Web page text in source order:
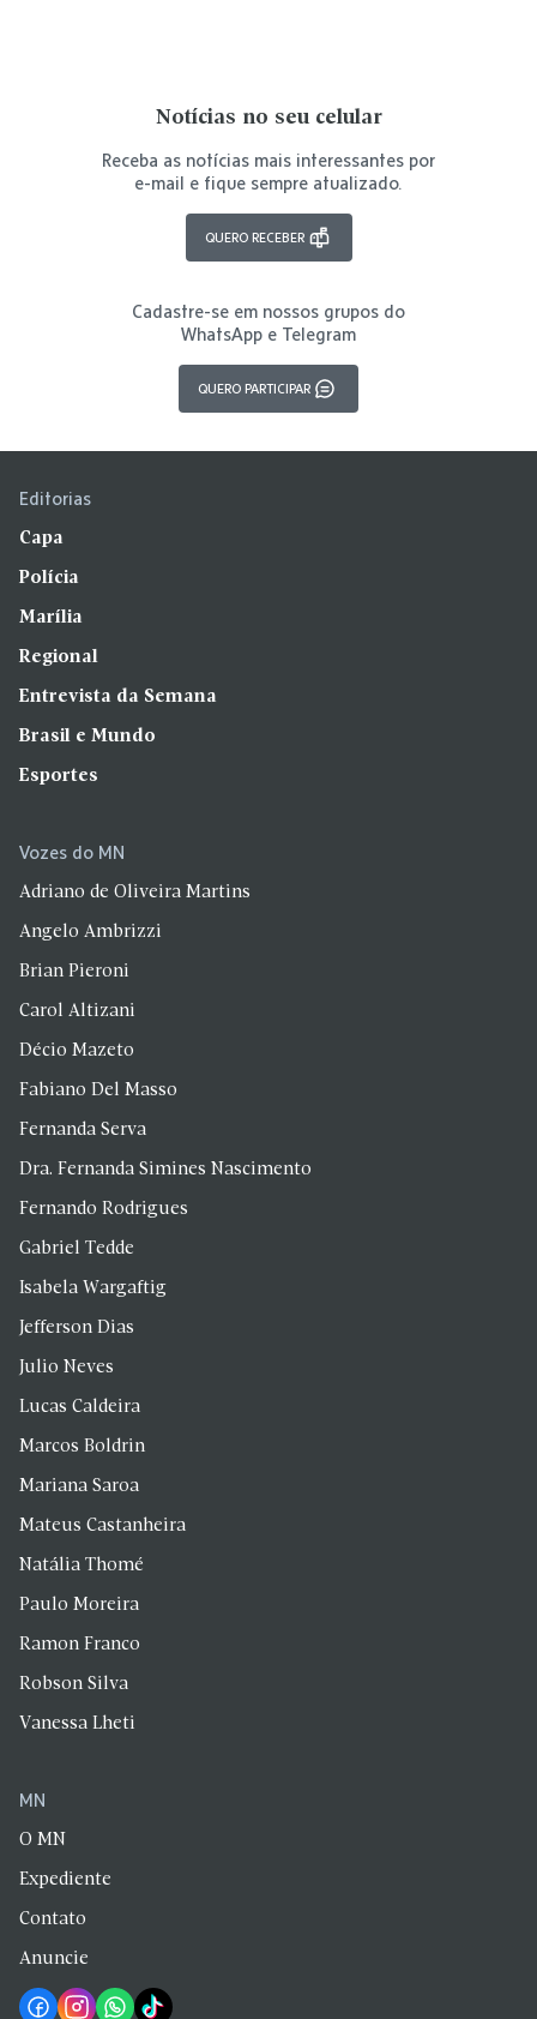
Notícias no seu celular
Receba as notícias mais interessantes por
e-mail e fique sempre atualizado.
QUERO RECEBER
Cadastre-se em nossos grupos do
WhatsApp e Telegram
QUERO PARTICIPAR
Editorias
Capa
Polícia
Marília
Regional
Entrevista da Semana
Brasil e Mundo
Esportes
Vozes do MN
Adriano de Oliveira Martins
Angelo Ambrizzi
Brian Pieroni
Carol Altizani
Décio Mazeto
Fabiano Del Masso
Fernanda Serva
Dra. Fernanda Simines Nascimento
Fernando Rodrigues
Gabriel Tedde
Isabela Wargaftig
Jefferson Dias
Julio Neves
Lucas Caldeira
Marcos Boldrin
Mariana Saroa
Mateus Castanheira
Natália Thomé
Paulo Moreira
Ramon Franco
Robson Silva
Vanessa Lheti
MN
O MN
Expediente
Contato
Anuncie